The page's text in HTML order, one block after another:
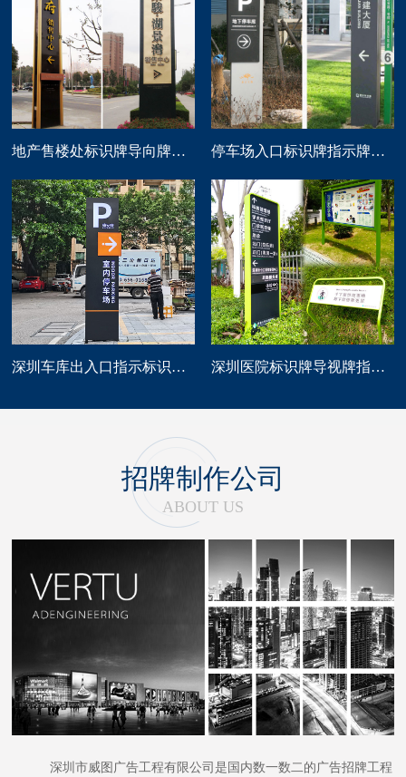
地产售楼处标识牌导向牌精神堡垒制作 停车场入口标识牌指示牌导向牌定做
深圳车库出入口指示标识牌制作 深圳医院标识牌导视牌指示路牌设计制作
招牌制作公司
ABOUT US
深圳市威图广告工程有限公司是国内数一数二的广告招牌工程